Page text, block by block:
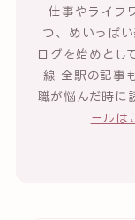
仕事やライフ
つ、めいっぱ
ログを始めとし
線 全駅の記事
職が悩んだ時に
ールは